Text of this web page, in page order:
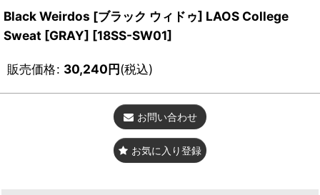
Black Weirdos [ブラック ウィドゥ] LAOS College
Sweat [GRAY] [18SS-SW01]
販売価格: 30,240円(税込)
お問い合わせ
お気に入り登録